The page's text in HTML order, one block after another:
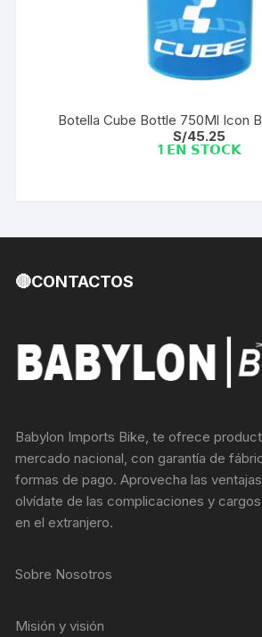
Botella Cube Bottle 750Ml Icon
S/45.25
1 𝗘𝗡 𝗦𝗧𝗢𝗖𝗞
🔴CONTACTOS
Babylon Imports Bike, te ofrece
mercado nacional, con garantía de
formas de pago. Aprovecha las
olvídate de las complicaciones y
en el extranjero.
Sobre Nosotros
Misión y visión